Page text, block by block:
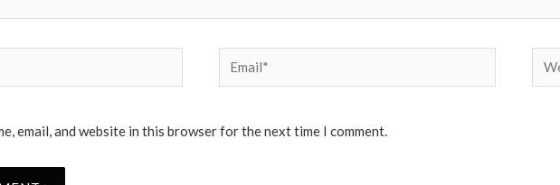
Email*
email, and website in this browser for the next time I comment.